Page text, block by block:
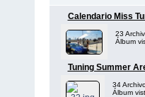
Calendario Miss
23
Álbum
Tuning Summer
34
Álbum